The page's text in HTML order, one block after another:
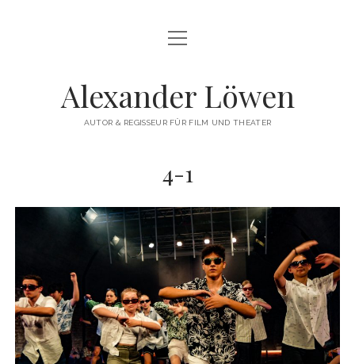
HERZLICH WILLKOMMEN
DREHBUCH & FILMREGIE
COMMERCIAL
VITA
KONTAKT
instagram
Menü
öffnen
Alexander Löwen
AUTOR & REGISSEUR FÜR FILM UND THEATER
4-1